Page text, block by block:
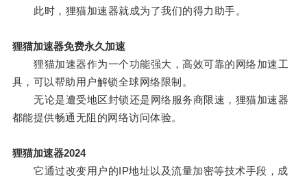
此时，狸猫加速器就成为了我们的得力助手。
狸猫加速器免费永久加速
狸猫加速器作为一个功能强大，高效可靠的网络加速工
具，可以帮助用户解锁全球网络限制。
无论是遭受地区封锁还是网络服务商限速，狸猫加速器
都能提供畅通无阻的网络访问体验。
狸猫加速器2024
它通过改变用户的IP地址以及流量加密等技术手段，成